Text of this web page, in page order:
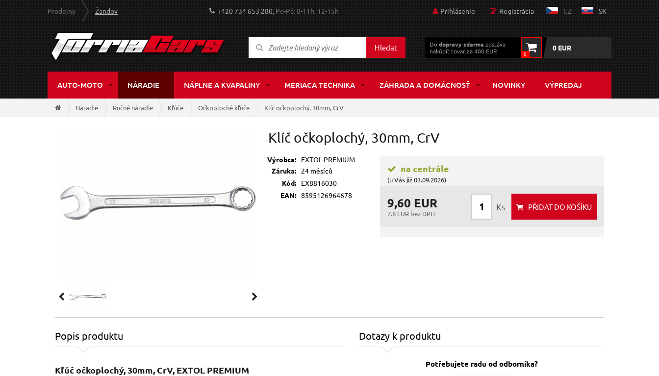
Prodejny Žandov +420 734 653 280, Po-Pá: 8-11h, 12-15h Prihlásenie Registrácia CZ SK
Hledat Dodopravy zdarma zostáva
nakúpiť tovar za 400 EUR
0
0 EUR
AUTO-MOTO NÁRADIE NÁPLNE A KVAPALINY MERIACA TECHNIKA ZÁHRADA A DOMÁCNOSŤ NOVINKY VÝPREDAJ
Náradie Ručné náradie Kľúče Očkoploché kľúče Klíč očkoplochý, 30mm, CrV
Klíč očkoplochý, 30mm, CrV
Výrobca:
EXTOL-PREMIUM
Záruka:
24 měsíců
Kód:
EX8816030
EAN: 8595126964678
na centrále
(u Vás již 03.09.2026)
9,60 EUR
7.8 EUR bez DPH
Ks PŘIDATDO KOŠÍKU
Popis produktu
Kľúč očkoplochý, 30mm, CrV, EXTOL PREMIUM
Dotazy k produktu
Potřebujete radu od odborníka?